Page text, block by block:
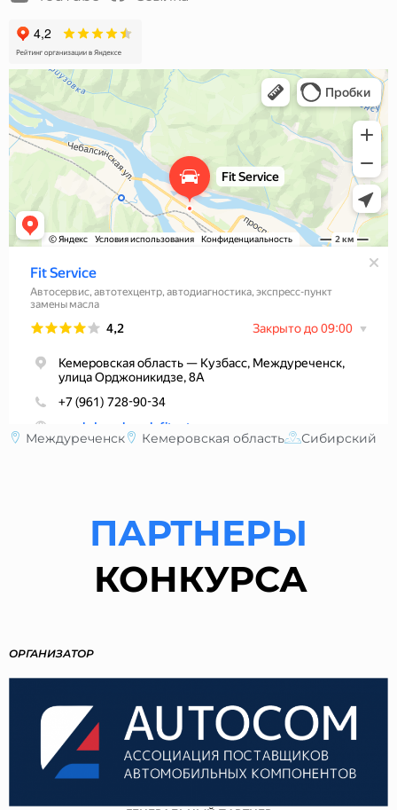
Междуреченск Кемеровская область Сибирский
ПАРТНЕРЫ
КОНКУРСА
ОРГАНИЗАТОР